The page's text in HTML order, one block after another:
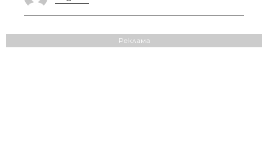
Реклама